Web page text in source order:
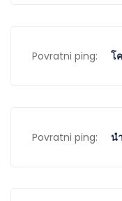
Povratni ping: โ
Povratni ping: น